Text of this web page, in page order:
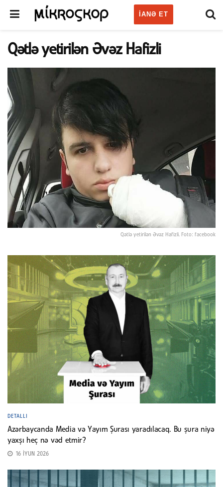
IANƏ ET
Qətlə yetirilən Əvəz Hafizli
Qətlə yetirilən Əvəz Hafizli. Foto: facebook
DETALLI
Azərbaycanda Media və Yayım Şurası yaradılacaq. Bu şura niyə
yaxşı heç nə vəd etmir?
16 İYUN 2026